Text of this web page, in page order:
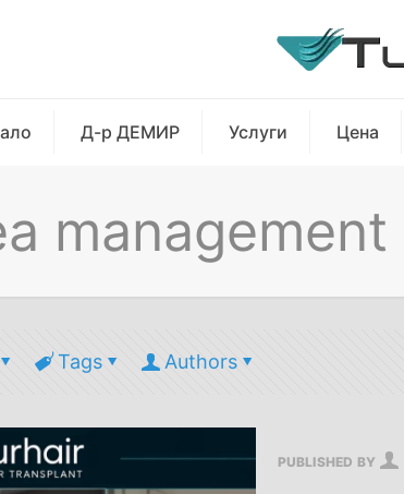
Д-р ДЕМИР Услуги Цена
management
Tags Authors
PUBLISHED BY